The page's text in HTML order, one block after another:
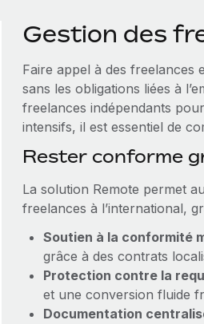
Gestion des
Faire appel à des freelances
sans les obligations liées à
freelances indépendants
intensifs, il est essentiel de
Rester conforme
La solution Remote permet
freelances à l’international,
Soutien à la conformité
grâce à des contrats
Protection contre la
et une conversion fluide
Documentation